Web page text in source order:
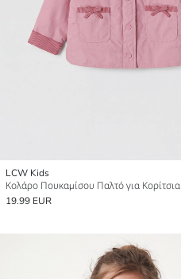
LCW Kids
Κολάρο Πουκαμίσου Παλτό για Κορίτσια
19.99 EUR